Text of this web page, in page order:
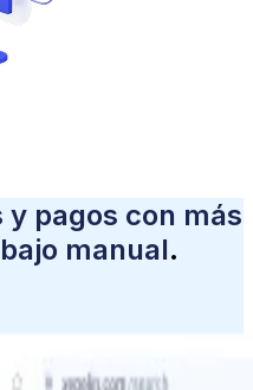
y pagos con más
manual.